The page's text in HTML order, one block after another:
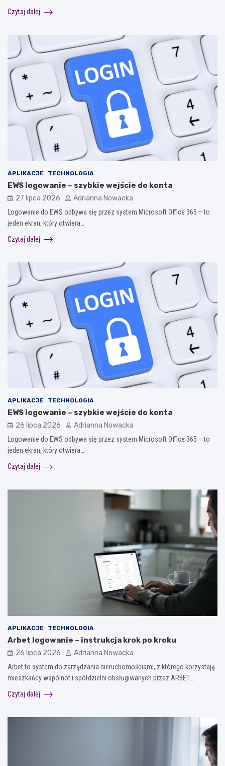
Czytaj dalej
APLIKACJE TECHNOLOGIA
EWS logowanie – szybkie wejście do konta
27 lipca 2026 Adrianna Nowacka
Logowanie do EWS odbywa się przez system Microsoft Office 365 – to
jeden ekran, który otwiera…
Czytaj dalej
APLIKACJE TECHNOLOGIA
EWS logowanie – szybkie wejście do konta
26 lipca 2026 Adrianna Nowacka
Logowanie do EWS odbywa się przez system Microsoft Office 365 – to
jeden ekran, który otwiera…
Czytaj dalej
APLIKACJE TECHNOLOGIA
Arbet logowanie – instrukcja krok po kroku
26 lipca 2026 Adrianna Nowacka
Arbet to system do zarządzania nieruchomościami, z którego korzystają
mieszkańcy wspólnot i spółdzielni obsługiwanych przez ARBET…
Czytaj dalej